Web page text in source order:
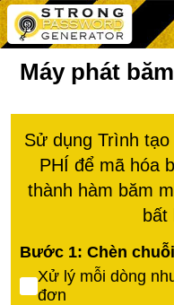
Máy phát
Sử dụng Trình
PHÍ để mã hóa
thành hàm băm
bất
Bước 1: Chèn
Xử lý mỗi dòng
đơn